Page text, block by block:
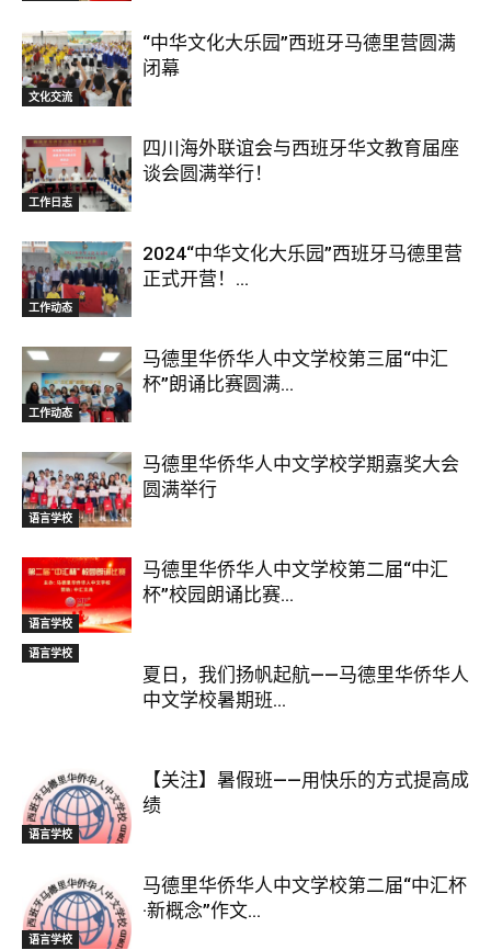
文化交流
“中华文化大乐园”西班牙马德里营圆满
闭幕
工作日志
四川海外联谊会与西班牙华文教育届座
谈会圆满举行！
工作动态
2024“中华文化大乐园”西班牙马德里营
正式开营！...
工作动态
马德里华侨华人中文学校第三届“中汇
杯”朗诵比赛圆满...
语言学校
马德里华侨华人中文学校学期嘉奖大会
圆满举行
语言学校
马德里华侨华人中文学校第二届“中汇
杯”校园朗诵比赛...
语言学校
夏日，我们扬帆起航——马德里华侨华人
中文学校暑期班...
语言学校
【关注】暑假班——用快乐的方式提高成
绩
语言学校
马德里华侨华人中文学校第二届“中汇杯
·新概念”作文...